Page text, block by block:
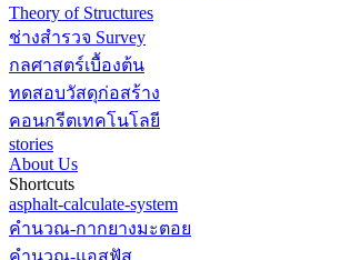
Theory of Structures
ช่างสำรวจ Survey
กลศาสตร์เบื้องต้น
ทดสอบวัสดุก่อสร้าง
คอนกรีตเทคโนโลยี
stories
About Us
Shortcuts
asphalt-calculate-system
คำนวณ-กากยางมะตอย
คำนวณ-แอสฟัส